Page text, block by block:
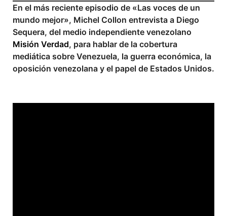
En el más reciente episodio de «Las voces de un
mundo mejor», Michel Collon entrevista a Diego
Sequera, del medio independiente venezolano
Misión Verdad, para hablar de la cobertura
mediática sobre Venezuela, la guerra económica, la
oposición venezolana y el papel de Estados Unidos.